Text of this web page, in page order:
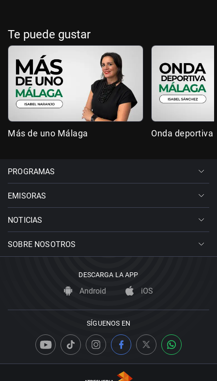
Te puede gustar
Más de uno Málaga Onda deportiva
PROGRAMAS
EMISORAS
NOTICIAS
SOBRE NOSOTROS
DESCARGA LA APP
Android iOS
SÍGUENOS EN